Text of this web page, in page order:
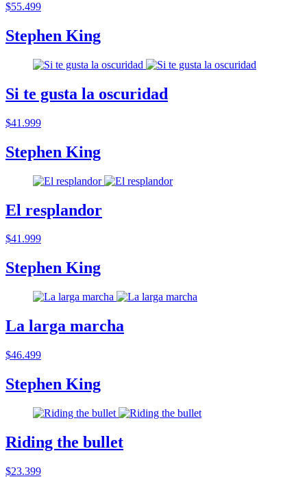
$55.499
Stephen King
Si te gusta la oscuridad
$41.999
Stephen King
El resplandor
$41.999
Stephen King
La larga marcha
$46.499
Stephen King
Riding the bullet
$23.399